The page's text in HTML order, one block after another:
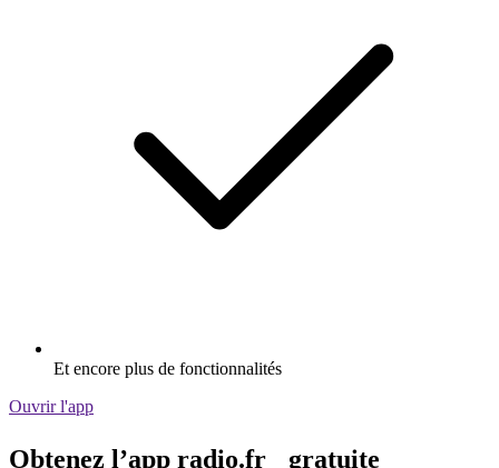
Et encore plus de fonctionnalités
Ouvrir l'app
Obtenez l’app radio.fr gratuite